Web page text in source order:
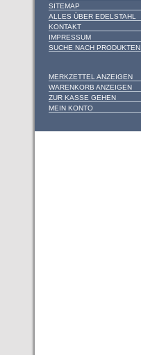
SITEMAP
ALLES ÜBER EDELSTAHL
KONTAKT
IMPRESSUM
SUCHE NACH PRODUKTEN
MERKZETTEL ANZEIGEN
WARENKORB ANZEIGEN
ZUR KASSE GEHEN
MEIN KONTO